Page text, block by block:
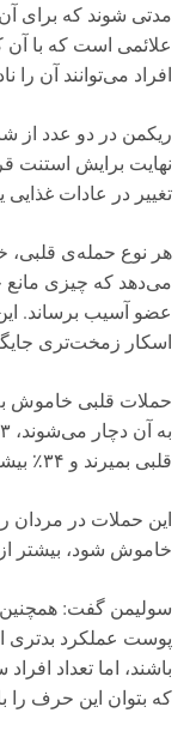
مدتی شوند که برای
علائمی است که با
افراد می‌توانند آن را
ریکمن در دو عدد از
نهایت برایش استنت
تغییر در عادات غذایی
هر نوع حمله‌ی قلبی،
می‌دهد که چیزی
عضو آسیب برساند.
اسکار زمخت‌تری
حملات قلبی خاموش
قلبی بمیرند و ۳۴٪ بیشتر احتمال دارد تا به هر دلیل دیگری بمیرند.
این حملات در مردان
خاموش شود، بیشتر از
سولیمن گفت: همچنین
پوست عملکرد بدتری
باشند، اما تعداد
که بتوان این حرف را